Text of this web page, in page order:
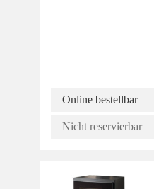
Online bestellbar
Nicht reservierbar